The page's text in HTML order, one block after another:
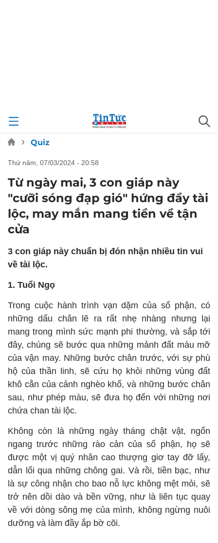
Quiz
thứ năm, 07/03/2024 - 20:58
Từ ngày mai, 3 con giáp này
"cưỡi sóng đạp gió" hứng đầy tài
lộc, may mắn mang tiền về tận
cửa
3 con giáp này chuẩn bị đón nhận nhiều tin vui
về tài lộc.
1. Tuổi Ngọ
Trong cuộc hành trình vạn dặm của số phận, có
những dấu chân lẽ ra rất nhẹ nhàng nhưng lại
mang trong mình sức mạnh phi thường, và sắp tới
đây, chúng sẽ bước qua những mảnh đất màu mỡ
của vận may. Những bước chân trước, với sự phù
hộ của thần linh, sẽ cứu họ khỏi những vùng đất
khô cằn của cảnh nghèo khổ, và những bước chân
sau, như phép màu, sẽ đưa họ đến với những nơi
chứa chan tài lộc.
Không còn là những ngày tháng chật vật, ngổn
ngang trước những rào cản của số phận, họ sẽ
được một vị quý nhân cao thượng giơ tay đỡ lấy,
dẫn lối qua những chông gai. Và rồi, tiền bạc, như
là sự công nhận cho bao nỗ lực không mệt mỏi, sẽ
trở nên dồi dào và bền vững, như là liên tục quay
về với dòng sông mẹ của mình, không ngừng nuôi
dưỡng và làm đầy ắp bờ cõi.